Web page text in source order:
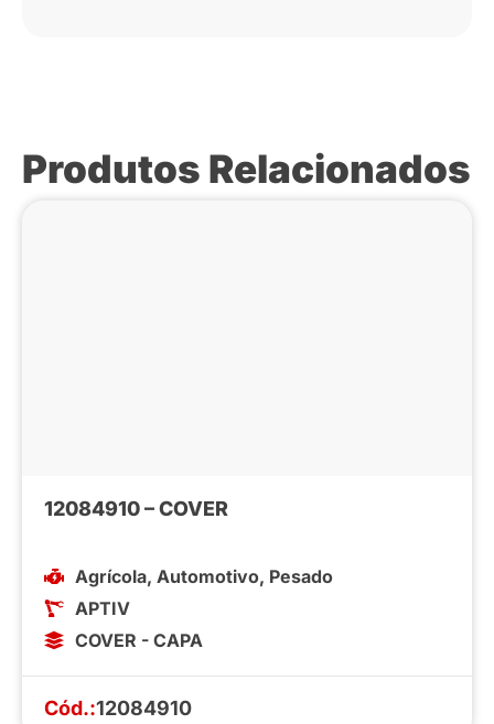
Produtos Relacionados
12084910 – COVER
Agrícola, Automotivo, Pesado
APTIV
COVER - CAPA
Cód.:12084910